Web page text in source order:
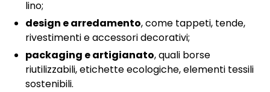
lino;
design e arredamento, come tappeti, tende,
rivestimenti e accessori decorativi;
packaging e artigianato, quali borse
riutilizzabili, etichette ecologiche, elementi tessili
sostenibili.